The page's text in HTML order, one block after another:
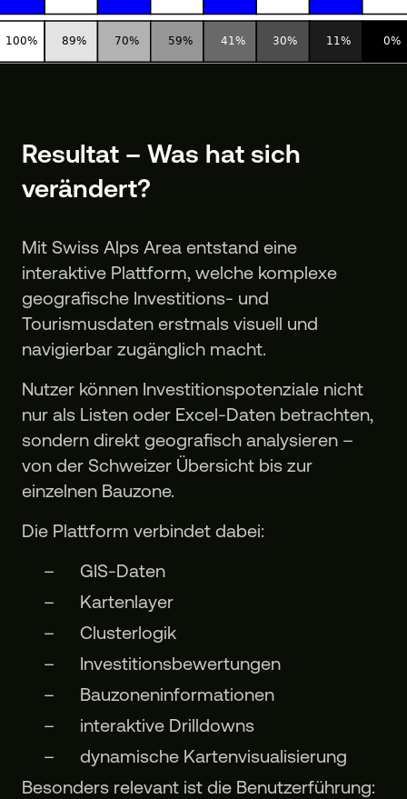
Resultat – Was hat sich
verändert?
Mit Swiss Alps Area entstand eine
interaktive Plattform, welche komplexe
geografische Investitions- und
Tourismusdaten erstmals visuell und
navigierbar zugänglich macht.
Nutzer können Investitionspotenziale nicht
nur als Listen oder Excel-Daten betrachten,
sondern direkt geografisch analysieren –
von der Schweizer Übersicht bis zur
einzelnen Bauzone.
Die Plattform verbindet dabei:
GIS-Daten
Kartenlayer
Clusterlogik
Investitionsbewertungen
Bauzoneninformationen
interaktive Drilldowns
dynamische Kartenvisualisierung
Besonders relevant ist die Benutzerführung: